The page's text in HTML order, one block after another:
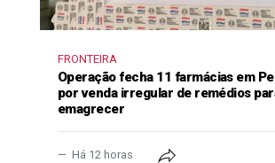
FRONTEIRA
Operação fecha 11 farmácias em
por venda irregular de remédios
emagrecer
Há 12 horas